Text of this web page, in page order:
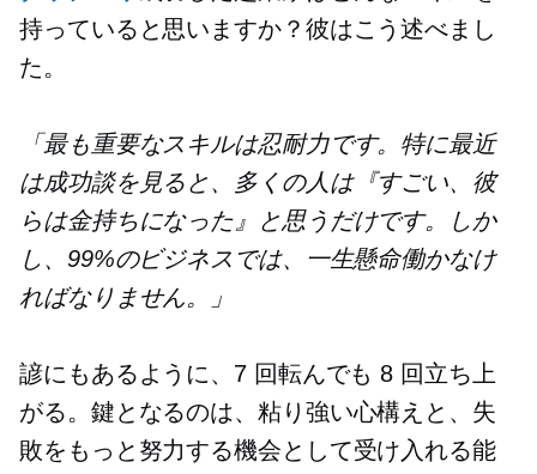
持っていると思いますか？彼はこう述べまし
た。
「最も重要なスキルは忍耐力です。特に最近
は成功談を見ると、多くの人は『すごい、彼
らは金持ちになった』と思うだけです。しか
し、99%のビジネスでは、一生懸命働かなけ
ればなりません。」
諺にもあるように、7 回転んでも 8 回立ち上
がる。鍵となるのは、粘り強い心構えと、失
敗をもっと努力する機会として受け入れる能